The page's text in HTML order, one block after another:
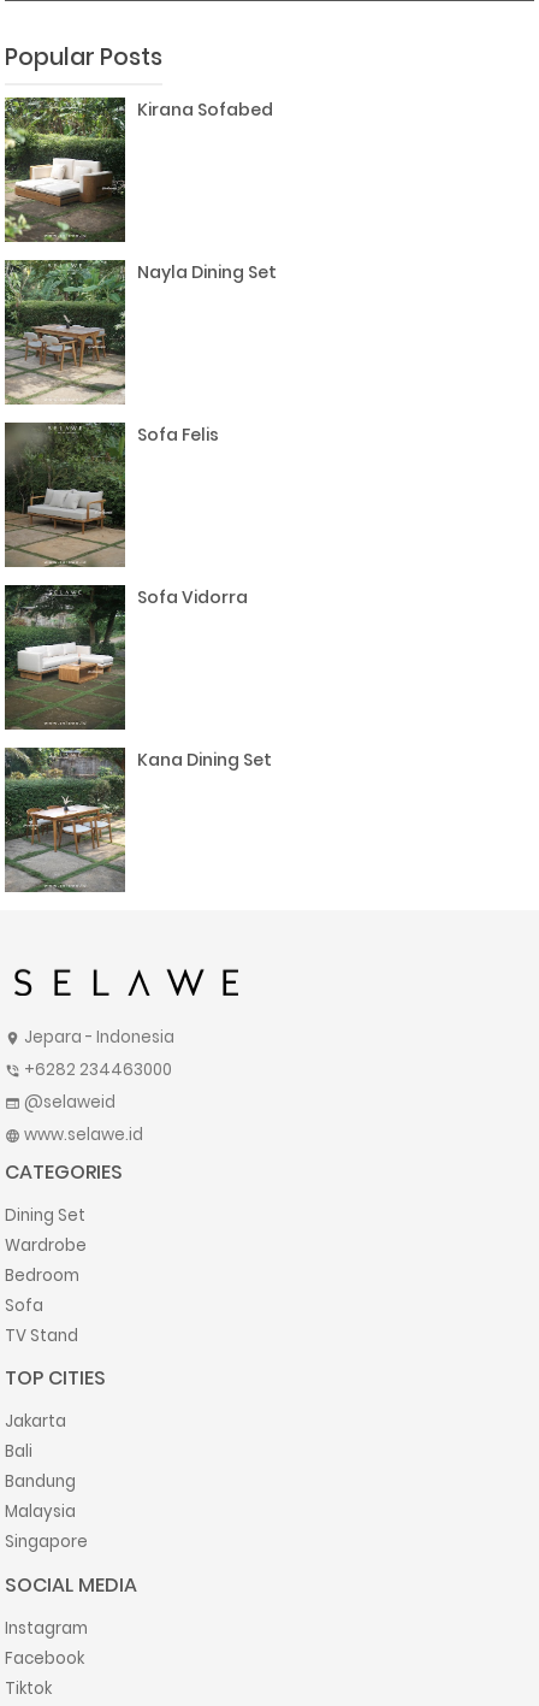
Popular Posts
Kirana Sofabed
Nayla Dining Set
Sofa Felis
Sofa Vidorra
Kana Dining Set
location_on Jepara - Indonesia
phone_in_talk +6282 234463000
web @selaweid
language www.selawe.id
CATEGORIES
Dining Set
Wardrobe
Bedroom
Sofa
TV Stand
TOP CITIES
Jakarta
Bali
Bandung
Malaysia
Singapore
SOCIAL MEDIA
Instagram
Facebook
Tiktok